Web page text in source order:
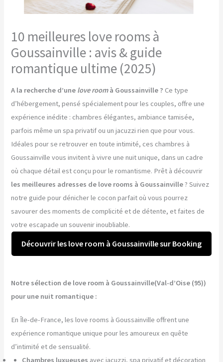
10 meilleures love rooms à
Goussainville : avis & guide
romantique ultime (2025)
A la recherche d’une love roomà Goussainville ? Ce type
d’hébergement, pensé spécialement pour les couples, offre une
expérience inédite : chambres élégantes, ambiance tamisée,
parfois même un spa privatif ou un jacuzzi rien que pour vous.
Idéales pour se retrouver en toute intimité, ces chambres à
Goussainville vous invitent à vivre une nuit unique, dans un cadre
où chaque détail est conçu pour le romantisme. Prêt à découvrir
les meilleures adresses de love rooms à Goussainville? Suivez
notre guide pour dénicher le cocon parfait où vous pourrez
savourer des moments de complicité et de détente, et faites de
votre escapade un souvenir inoubliable.
Découvrir les love room à Goussainville sur Booking
Notre sélection de love room à Goussainville(Val-d’Oise (95))
pour une nuit romantique :
En Île-de-France, les love rooms à Goussainville offrent une
expérience romantique unique pour les amoureux en quête
d’intimité et de sensualité.
Chambres luxueuses avec jacuzzi, spa privatif et décoration